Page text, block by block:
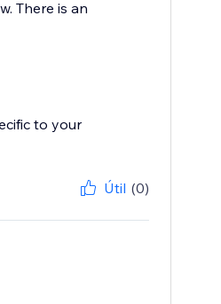
There is an
to your
Útil (0)